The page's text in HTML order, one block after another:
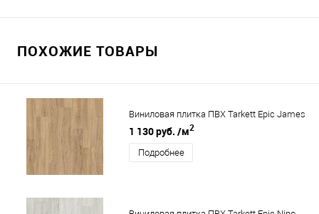
ПОХОЖИЕ ТОВАРЫ
Виниловая плитка ПВХ Tarkett Epic James
1 130 руб. /м2
Подробнее